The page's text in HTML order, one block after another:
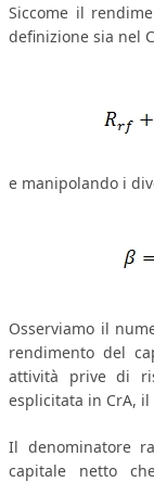
RISK
PERSONA E
DIRITTO
DIRITTO DEL
DIRITTO
FISCO
Siccome il
definizione sia nel
e manipolando i
Osserviamo il
rendimento del
attività prive di
esplicitata in CrA, il
Il denominatore
capitale netto